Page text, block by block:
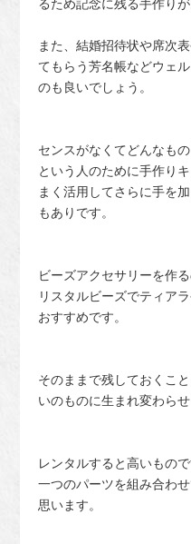
るため記念に残る手作りが
また、結婚招待状や席次
てもらう芳名帳などウェ
のも良いでしょう。
センスがなくてどんなも
という人のために手作り
まく活用してさらに手を
もありです。
ビーズアクセサリーを作
リスタルビーズでティア
おすすめです。
そのままで残しておくこ
いのものに生まれ変わら
レンタルすると高いもの
一つのパーツを組み合わ
思います。